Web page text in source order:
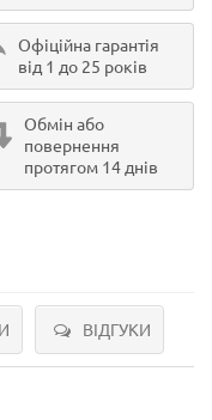
Офіційна гарантія
від 1 до 25 років
Обмін або
повернення
протягом 14 днів
ВІДГУКИ